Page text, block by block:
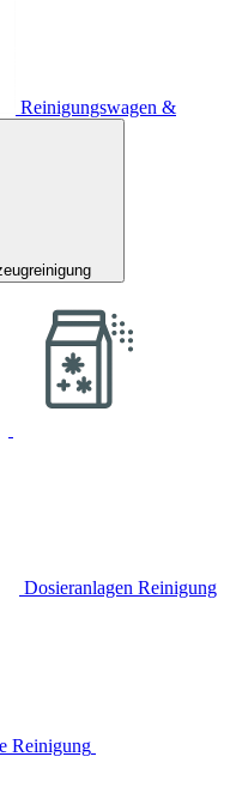
Reinigungswagen &
Dosieranlagen Reinigung
Reinigung